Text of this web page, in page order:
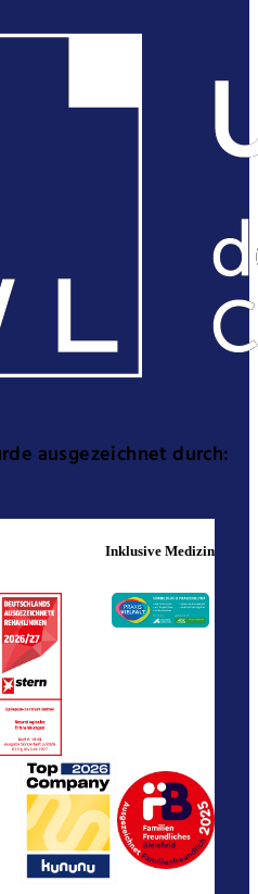
ausgezeichnet durch:
Inklusive Medizin